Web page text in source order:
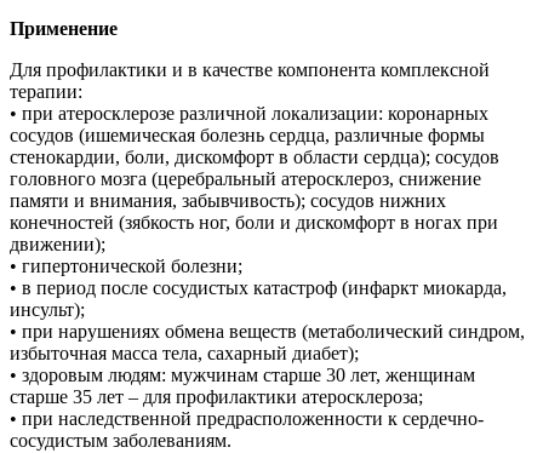
Применение
Для профилактики и в качестве компонента комплексной
терапии:
• при атеросклерозе различной локализации: коронарных
сосудов (ишемическая болезнь сердца, различные формы
стенокардии, боли, дискомфорт в области сердца); сосудов
головного мозга (церебральный атеросклероз, снижение
памяти и внимания, забывчивость); сосудов нижних
конечностей (зябкость ног, боли и дискомфорт в ногах при
движении);
• гипертонической болезни;
• в период после сосудистых катастроф (инфаркт миокарда,
инсульт);
• при нарушениях обмена веществ (метаболический синдром,
избыточная масса тела, сахарный диабет);
• здоровым людям: мужчинам старше 30 лет, женщинам
старше 35 лет – для профилактики атеросклероза;
• при наследственной предрасположенности к сердечно-
сосудистым заболеваниям.